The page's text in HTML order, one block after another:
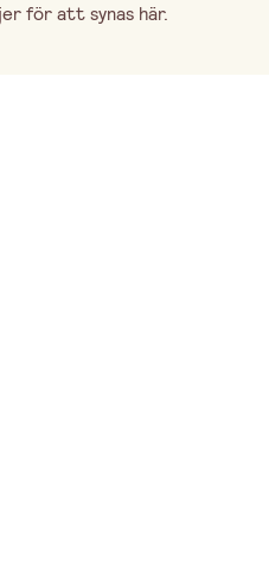
för att synas här.